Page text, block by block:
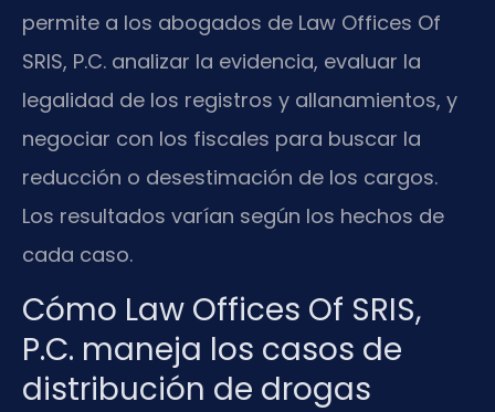
permite a los abogados de Law Offices Of
SRIS, P.C. analizar la evidencia, evaluar la
legalidad de los registros y allanamientos, y
negociar con los fiscales para buscar la
reducción o desestimación de los cargos.
Los resultados varían según los hechos de
cada caso.
Cómo Law Offices Of SRIS,
P.C. maneja los casos de
distribución de drogas